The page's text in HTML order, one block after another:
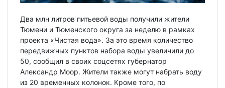
Два млн литров питьевой воды получили жители
Тюмени и Тюменского округа за неделю в рамках
проекта «Чистая вода». За это время количество
передвижных пунктов набора воды увеличили до
50, сообщил в своих соцсетях губернатор
Александр Моор. Жители также могут набрать воду
из 20 временных колонок. Кроме того, по